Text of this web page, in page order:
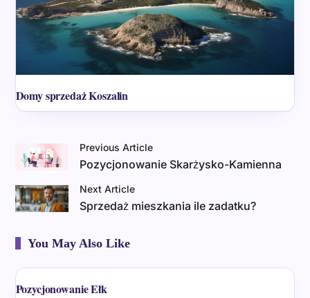
Domy sprzedaż Koszalin
Previous Article
Pozycjonowanie Skarżysko-Kamienna
Next Article
Sprzedaż mieszkania ile zadatku?
You May Also Like
Pozycjonowanie Ełk